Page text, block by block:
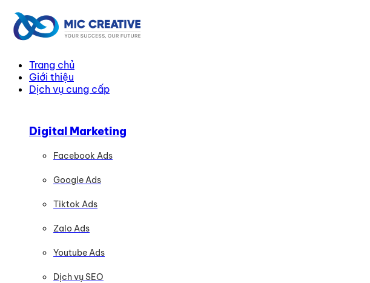
Trang chủ
Giới thiệu
Dịch vụ cung cấp
Digital Marketing
Facebook Ads
Google Ads
Tiktok Ads
Zalo Ads
Youtube Ads
Dịch vụ SEO